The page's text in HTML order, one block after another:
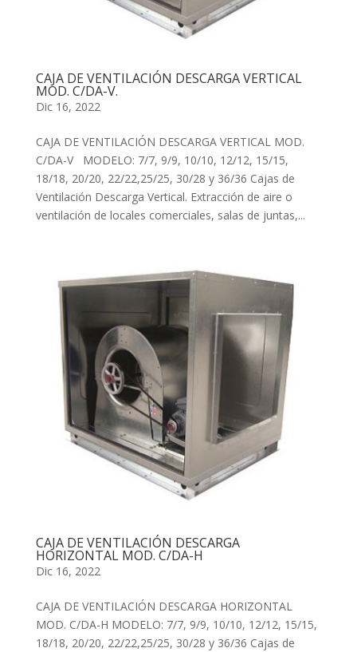
CAJA DE VENTILACIÓN DESCARGA VERTICAL
MOD. C/DA-V.
Dic 16, 2022
CAJA DE VENTILACIÓN DESCARGA VERTICAL MOD.
C/DA-V MODELO: 7/7, 9/9, 10/10, 12/12, 15/15,
18/18, 20/20, 22/22,25/25, 30/28 y 36/36 Cajas de
Ventilación Descarga Vertical. Extracción de aire o
ventilación de locales comerciales, salas de juntas,...
CAJA DE VENTILACIÓN DESCARGA
HORIZONTAL MOD. C/DA-H
Dic 16, 2022
CAJA DE VENTILACIÓN DESCARGA HORIZONTAL
MOD. C/DA-H MODELO: 7/7, 9/9, 10/10, 12/12, 15/15,
18/18, 20/20, 22/22,25/25, 30/28 y 36/36 Cajas de